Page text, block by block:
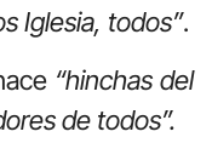
Iglesia, todos”.
“hinchas del
de todos”.